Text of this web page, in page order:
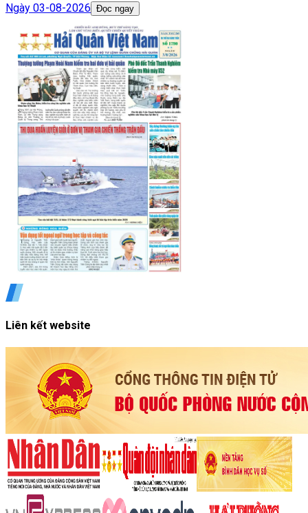
Ngày 03-08-2026 Đọc ngay
Liên kết website